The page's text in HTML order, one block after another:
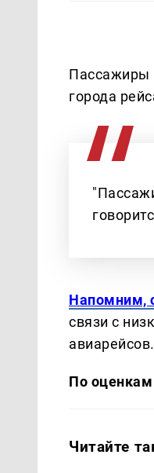
Пассажиры
города
Напомним,
связи с
авиарейсов.
По оценкам
Читайте